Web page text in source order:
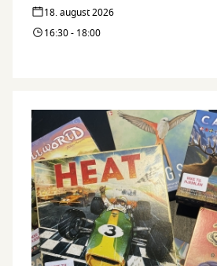
18. august 2026
16:30 - 18:00